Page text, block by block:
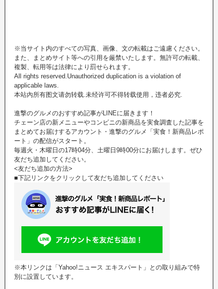
※当サイト内のすべての写真、画像、文の転載はご遠慮ください。
また、まとめサイト等への引用を厳禁いたします。無許可の転載、
複製、転用等は法律により罰せられます。
All rights reserved.Unauthorized duplication is a violation of
applicable laws.
本站內所有图文请勿转载.未经许可不得转载使用，违者必究.
進撃のグルメのおすすめ記事がLINEに届きます！
チェーン店の新メニューやコンビニの新商品を実食調査した記事を
まとめてお届けするアカウント・進撃のグルメ「実食！新商品レポ
ート」の配信がスタート。
毎週火・木曜日の17時04分、土曜日9時00分にお届けします。ぜひ
友だち追加してください。
<友だち追加の方法>
■下記リンクをクリックして友だち追加してください
※本リンクは「Yahoo!ニュース エキスパート」との取り組みで特
別に設置しています。